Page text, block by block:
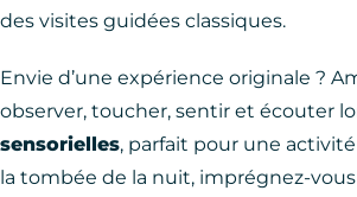
des visites guidées classiques.
Envie d’une expérience originale ?
observer, toucher, sentir et écouter
sensorielles, parfait pour une
la tombée de la nuit, imprégnez-vous